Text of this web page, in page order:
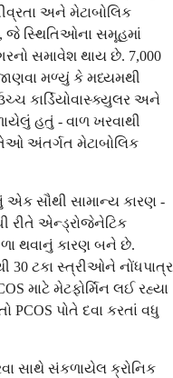
અને મેટાબોલિક
જે સ્થિતિઓના સમૂહમાં
સમાવેશ થાય છે. 7,000
મળ્યું કે મધ્યમથી
કાર્ડિયોવાસ્ક્યુલર અને
હતું - વાળ ખરવાથી
અંતર્ગત મેટાબોલિક
સૌથી સામાન્ય કારણ -
રીતે એન્ડ્રોજેનેટિક
થવાનું કારણ બને છે.
30 ટકા સ્ત્રીઓને નોંધપાત્ર
માટે મેટફોર્મિન લઈ રહ્યા
PCOS પોતે દવા કરતાં વધુ
સાથે સંકળાયેલ ક્રોનિક